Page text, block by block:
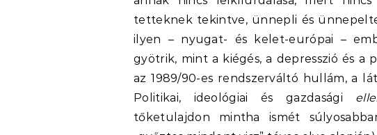
tetteknek tekintve, ünnepli és
ilyen – nyugat- és kelet-európai –
gyötrik, mint a kiégés, a depresszió és
az 1989/90-es rendszerváltó hullám, a
Politikai, ideológiai és gazdasági
tőketulajdon mintha ismét